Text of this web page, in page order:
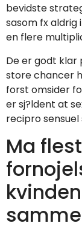
bevidste
sasom fx aldrig
en flere
De er godt klar
store chancer
forst omsider
er sj?ldent at
recipro sensuel
Ma